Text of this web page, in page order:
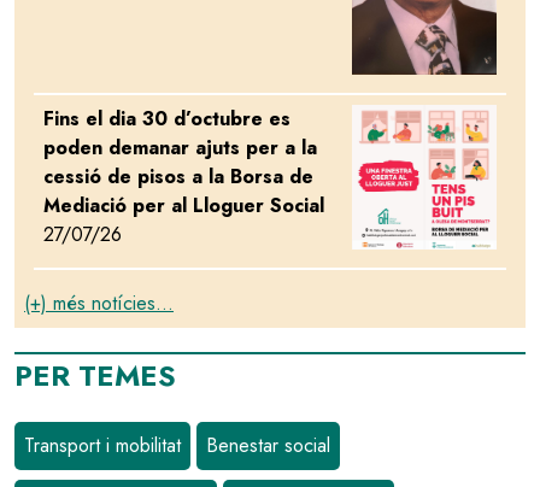
Fins el dia 30 d’octubre es
poden demanar ajuts per a la
cessió de pisos a la Borsa de
Mediació per al Lloguer Social
27/07/26
Image
(+) més notícies...
PER TEMES
Transport i mobilitat Benestar social